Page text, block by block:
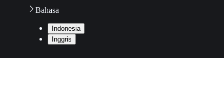
Bahasa
Indonesia
Inggris